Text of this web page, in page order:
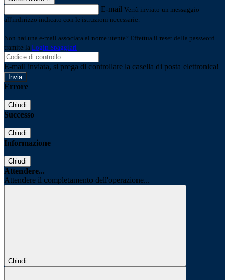
E-mail Verrà inviato un messaggio
all'indirizzo indicato con le istruzioni necessarie.
Non hai una e-mail associata al nome utente? Effettua il reset della password
tramite la Login Spaggiari
E-mail inviata, si prega di controllare la casella di posta elettronica!
Errore
Chiudi
Successo
Chiudi
Informazione
Chiudi
Attendere...
Attendere il completamento dell'operazione...
Chiudi